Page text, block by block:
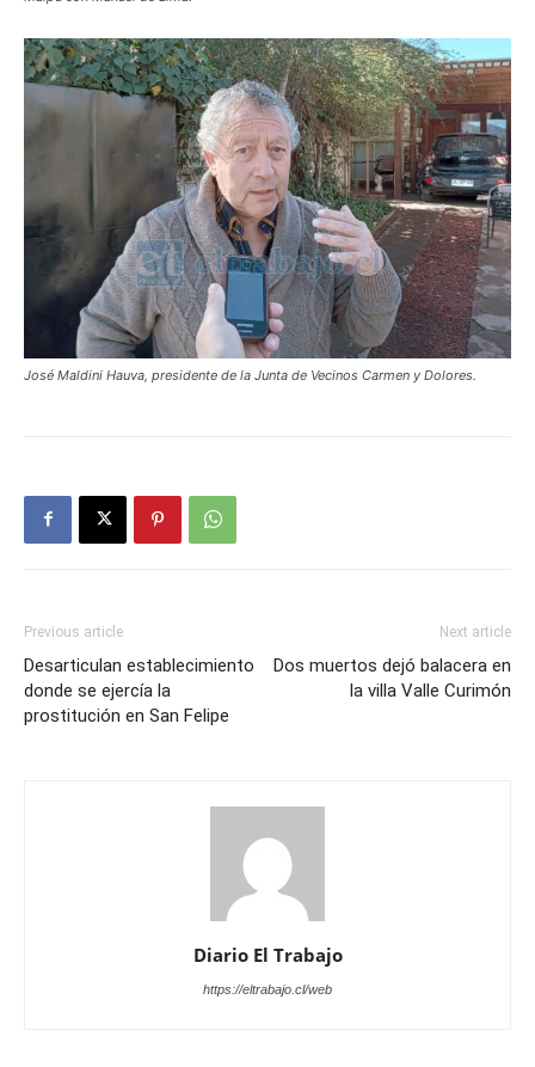
José Maldini Hauva, presidente de la Junta de Vecinos Carmen y Dolores.
Previous article
Desarticulan establecimiento
donde se ejercía la
prostitución en San Felipe
Next article
Dos muertos dejó balacera en
la villa Valle Curimón
Diario El Trabajo
https://eltrabajo.cl/web